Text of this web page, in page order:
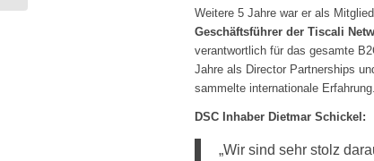
Weitere 5 Jahre war er als
Geschäftsführer der Tiscali
verantwortlich für das gesamte
Jahre als Director Partnerships
sammelte internationale
DSC Inhaber Dietmar Schickel:
„Wir sind sehr stolz